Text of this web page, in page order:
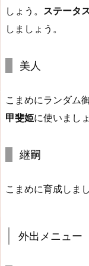
しょう。 ステータ
しましょう。
美人
こまめにランダム
甲斐姫に使いましょ
継嗣
こまめに育成しま
外出メニュー